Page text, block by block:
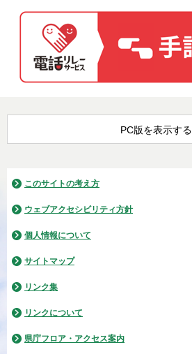
PC版を表示する
このサイトの考え方
ウェブアクセシビリティ方針
個人情報について
サイトマップ
リンク集
リンクについて
県庁フロア・アクセス案内